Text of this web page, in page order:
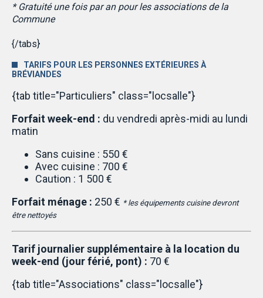
* Gratuité une fois par an pour les associations de la
Commune
{/tabs}
TARIFS POUR LES PERSONNES EXTÉRIEURES À
BRÉVIANDES
{tab title="Particuliers" class="locsalle"}
Forfait week-end : du vendredi après-midi au lundi
matin
Sans cuisine : 550 €
Avec cuisine : 700 €
Caution : 1 500 €
Forfait ménage : 250 € * les équipements cuisine devront
être nettoyés
Tarif journalier supplémentaire à la location du
week-end (jour férié, pont) : 70 €
{tab title="Associations" class="locsalle"}